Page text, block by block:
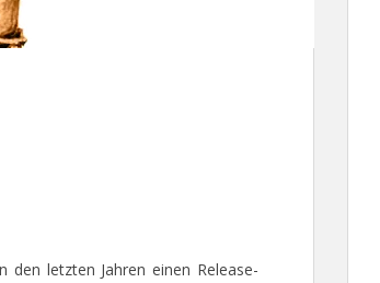
den letzten Jahren einen Release-